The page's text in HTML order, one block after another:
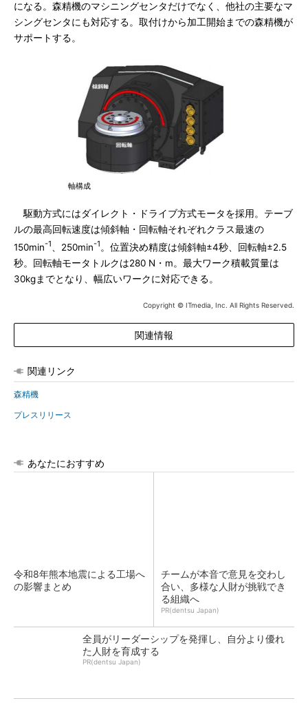
になる。森精機のマシニングセンタだけでなく、他社の主要なマ
シングセンタにも対応する。取付けから加工開始までの森精機が
サポートする。
軸構成
駆動方式にはダイレクト・ドライブ方式モータを採用。テーブ
ルの最高回転速度は傾斜軸・回転軸それぞれクラス最速の
150min-1 、250min-1 。位置決め精度は傾斜軸±4秒、回転軸±2.5
秒。回転軸モータトルクは280 N・m。最大ワーク積載質量は
30kgまでとなり、幅広いワークに対応できる。
Copyright © ITmedia, Inc. All Rights Reserved.
関連情報
関連リンク
森精機
プレスリリース
あなたにおすすめ
令和8年熊本地震による工場へ
の影響まとめ
チームが本音で意見を交わし
合い、多様な人財が挑戦でき
る組織へ
PR(dentsu Japan)
全員がリーダーシップを発揮し、自分より優れ
た人財を育成する
PR(dentsu Japan)